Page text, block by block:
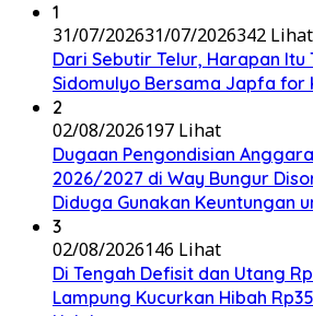
1
31/07/202631/07/2026342 Lihat
Dari Sebutir Telur, Harapan Itu
Sidomulyo Bersama Japfa for
2
02/08/2026197 Lihat
Dugaan Pengondisian
2026/2027 di Way Bungur
Diduga Gunakan Keuntungan
3
02/08/2026146 Lihat
Di Tengah Defisit dan Utang
Lampung Kucurkan Hibah